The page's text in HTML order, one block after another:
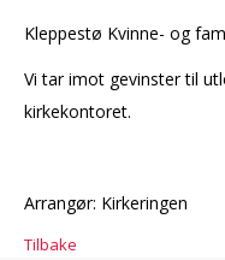
Kleppestø Kvinne- og
Vi tar imot gevinster til
kirkekontoret.
Arrangør: Kirkeringen
Tilbake